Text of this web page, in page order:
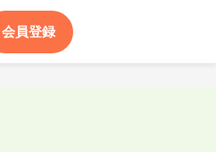
会員登録